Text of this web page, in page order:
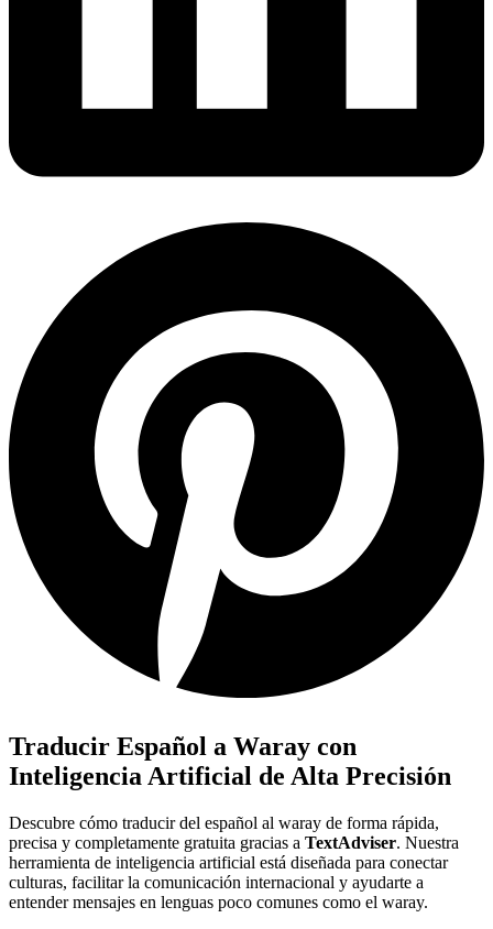
Traducir Español a Waray con
Inteligencia Artificial de Alta Precisión
Descubre cómo traducir del español al waray de forma rápida,
precisa y completamente gratuita gracias a TextAdviser. Nuestra
herramienta de inteligencia artificial está diseñada para conectar
culturas, facilitar la comunicación internacional y ayudarte a
entender mensajes en lenguas poco comunes como el waray.